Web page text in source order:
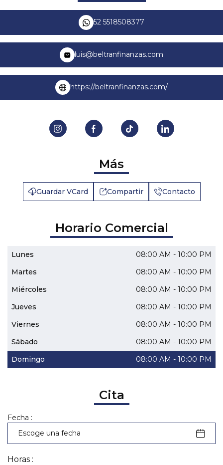
52 5518508377
luis@beltranfinanzas.com
https://beltranfinanzas.com/
Más
Guardar VCard Compartir Contacto
Horario Comercial
Lunes
08:00 AM - 10:00 PM
Martes
08:00 AM - 10:00 PM
Miércoles
08:00 AM - 10:00 PM
Jueves
08:00 AM - 10:00 PM
Viernes
08:00 AM - 10:00 PM
Sábado
08:00 AM - 10:00 PM
Domingo
08:00 AM - 10:00 PM
Cita
Fecha :
Horas :